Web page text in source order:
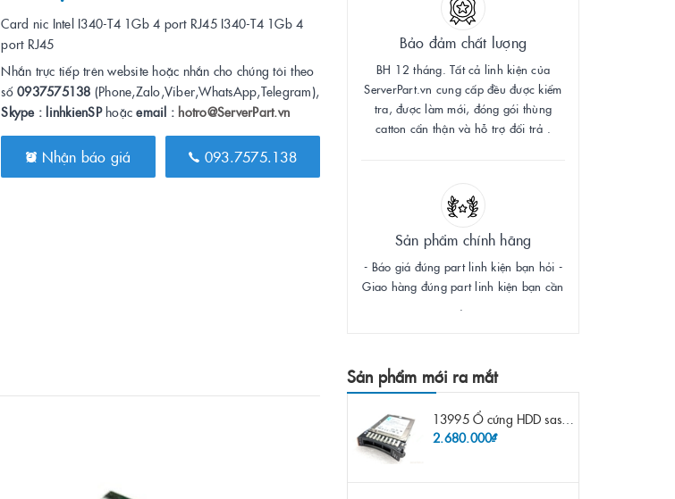
Card nic Intel I340-T4 1Gb 4 port RJ45 I340-T4 1Gb 4
port RJ45
Nhắn trực tiếp trên website hoặc nhắn cho chúng tôi theo
số0937575138 (Phone,Zalo,Viber,WhatsApp,Telegram),
Skype : linhkienSPhoặcemail : hotro@ServerPart.vn
Nhận báo giá 093.7575.138
Bảo đảm chất lượng
BH 12 tháng. Tất cả linh kiện của
ServerPart.vn cung cấp đều được kiểm
tra, được làm mới, đóng gói thùng
catton cẩn thận và hỗ trợ đổi trả .
Sản phẩm chính hãng
- Báo giá đúng part linh kiện bạn hỏi -
Giao hàng đúng part linh kiện bạn cần
Sản phẩm mới ra mắt
13995 Ổ cứng HDD sas IBM 300gb 10k 2.5" 6G fru 44W2265 opt 44W2264 pn 44W2268 ST9300503SS
2.680.000₫